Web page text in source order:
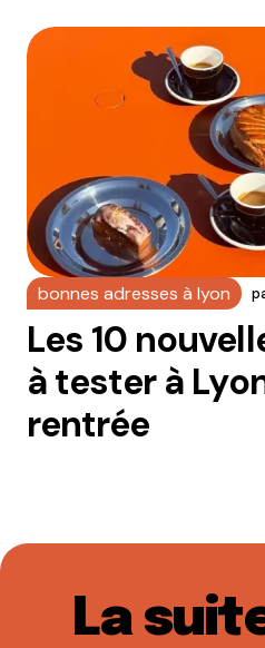
bonnes adresses à lyon
Les 10
à tester à
rentrée
La